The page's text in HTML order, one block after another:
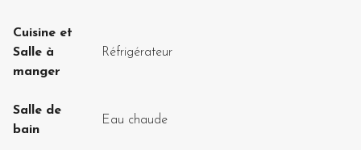
Cuisine et
Salle à
manger
Réfrigérateur
Salle de
bain
Eau chaude